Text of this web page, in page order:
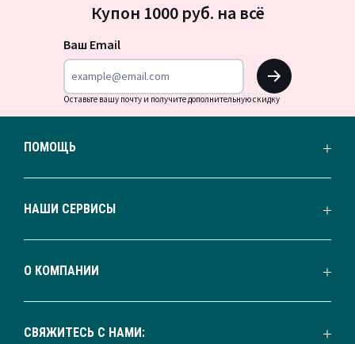
на
Купон 1000 руб. на всё
Ваш Email
OK
Оставьте вашу почту и получите дополнительную скидку
ПОМОЩЬ
НАШИ СЕРВИСЫ
О КОМПАНИИ
СВЯЖИТЕСЬ С НАМИ: